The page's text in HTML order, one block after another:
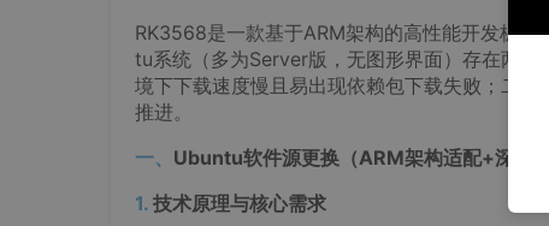
RK3568是一款基于ARM架构的高性能开发板，
tu系统（多为Server版，无图形界面）存在两个
境下下载速度慢且易出现依赖包下载失败；二
推进。
一、 Ubuntu软件源更换（ARM架构适配+深度
1. 技术原理与核心需求